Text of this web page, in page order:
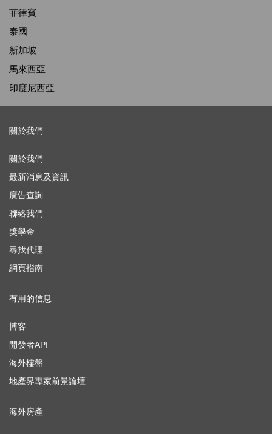
菲律賓
泰國
新加坡
馬來西亞
印度尼西亞
關於我們
關於我們
最新消息及資訊
廣告查詢
聯絡我們
獎學金
尋找代理
網頁指南
有用的信息
博客
開發者API
海外樓盤
地產界專家前景論壇
海外房產